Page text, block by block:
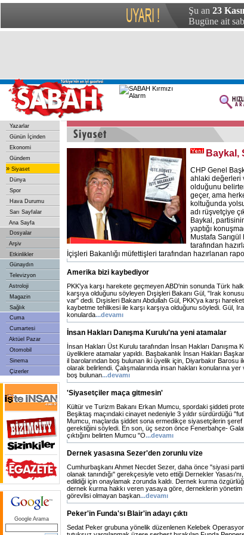
Şu an 23
Bugüne ait
Yazarlar
Günün İçinden
Ekonomi
Gündem
» Siyaset
Dünya
Spor
Hava Durumu
Sarı Sayfalar
Ana Sayfa
Dosyalar
Arşiv
Etkinlikler
Günaydın
Televizyon
Astroloji
Magazin
Sağlık
Cuma
Cumartesi
Aktüel Pazar
Otomobil
Sinema
Çizerler
Google Arama
Baykal,
CHP Genel
ahlaki değerleri
olduğunu
geçer, ama
koltuğunda
adı rüşvetçiye
Baykal,
yaptığı
Mustafa
tarafından
İçişleri Bakanlığı müfettişleri tarafından hazırlanan
Amerika bizi kaybediyor
PKK'ya karşı harekete geçmeyen ABD'nin sonunda Türk
karşıya olduğunu söyleyen Dışişleri Bakanı Gül, "Irak
var" dedi. Dışisleri Bakanı Abdullah Gül, PKK'ya karşı
kaybetme tehlikesi ile karşı karşıya olduğunu söyledi. Gül,
konularda...devamı
İnsan Hakları Danışma Kurulu'na yeni atamalar
İnsan Hakları Üst Kurulu tarafından İnsan Hakları Danışma
üyeliklere atamalar yapıldı. Başbakanlık İnsan Hakları
il barolarından boş bulunan iki üyelik için, Diyarbakır Barosu
olarak belirlendi. Çalışmalarında insan hakları konularına
boş bulunan...devamı
'Siyasetçiler maça gitmesin'
Kültür ve Turizm Bakanı Erkan Mumcu, spordaki şiddeti
Beşiktaş maçındaki cinayet nedeniyle 3 yıldır sürdürdüğü
Mumcu, maçlarda şiddet sona ermedikçe siyasetçilerin şeref
gerektiğini söyledi. En son, üç sezon önce Fenerbahçe-
çıktığını belirten Mumcu "O...devamı
Dernek yasasına Sezer'den zorunlu vize
Cumhurbaşkanı Ahmet Necdet Sezer, daha önce "siyasi
olanak tanındığı" gerekçesiyle veto ettiği Dernekler
edildiği için onaylamak zorunda kaldı. Dernek kurma
dernek kurma hakkı veren yasaya göre, derneklerin yönetim
görevlisi olmayan başkan...devamı
Peker'in Funda'sı Blair'in adayı çıktı
Sedat Peker grubuna yönelik düzenlenen Kelebek